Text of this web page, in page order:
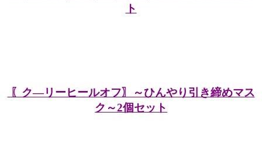
ト
〖ク―リーヒールオフ〗～ひんやり引き締めマス
ク～2個セット